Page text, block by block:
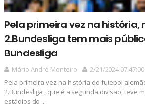
Pela primeira vez na história,
2.Bundesliga tem mais
Bundesliga
Mário André Monteiro
2/21/2024 07:47:00
Pela primeira vez na história do futebol
2.Bundesliga , que é a segunda divisão, teve
estádios do ...